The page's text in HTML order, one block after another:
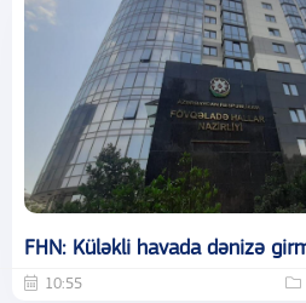
FHN: Küləkli havada dənizə
10:55